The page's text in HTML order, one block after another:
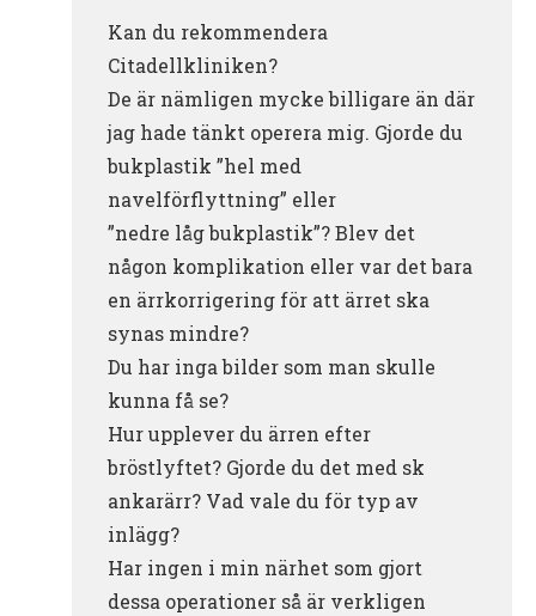
Kan du rekommendera
Citadellkliniken?
De är nämligen mycke billigare än där
jag hade tänkt operera mig. Gjorde du
bukplastik ”hel med
navelförflyttning” eller
”nedre låg bukplastik”? Blev det
någon komplikation eller var det bara
en ärrkorrigering för att ärret ska
synas mindre?
Du har inga bilder som man skulle
kunna få se?
Hur upplever du ärren efter
bröstlyftet? Gjorde du det med sk
ankarärr? Vad vale du för typ av
inlägg?
Har ingen i min närhet som gjort
dessa operationer så är verkligen